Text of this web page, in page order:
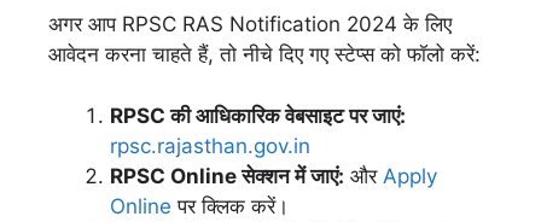
अगर आप RPSC RAS Notification 2024 के लिए
आवेदन करना चाहते हैं, तो नीचे दिए गए स्टेप्स को फॉलो करें:
RPSC की आधिकारिक वेबसाइट पर जाएं:
rpsc.rajasthan.gov.in
RPSC Online सेक्शन में जाएं: और Apply
Online पर क्लिक करें।